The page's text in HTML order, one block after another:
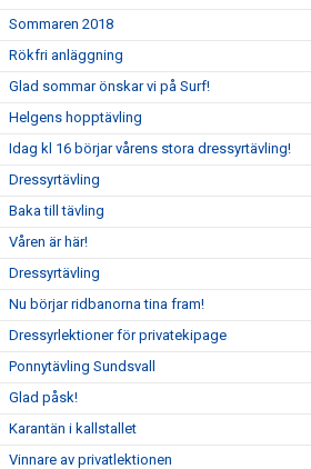
Sommaren 2018
Rökfri anläggning
Glad sommar önskar vi på Surf!
Helgens hopptävling
Idag kl 16 börjar vårens stora dressyrtävling!
Dressyrtävling
Baka till tävling
Våren är här!
Dressyrtävling
Nu börjar ridbanorna tina fram!
Dressyrlektioner för privatekipage
Ponnytävling Sundsvall
Glad påsk!
Karantän i kallstallet
Vinnare av privatlektionen